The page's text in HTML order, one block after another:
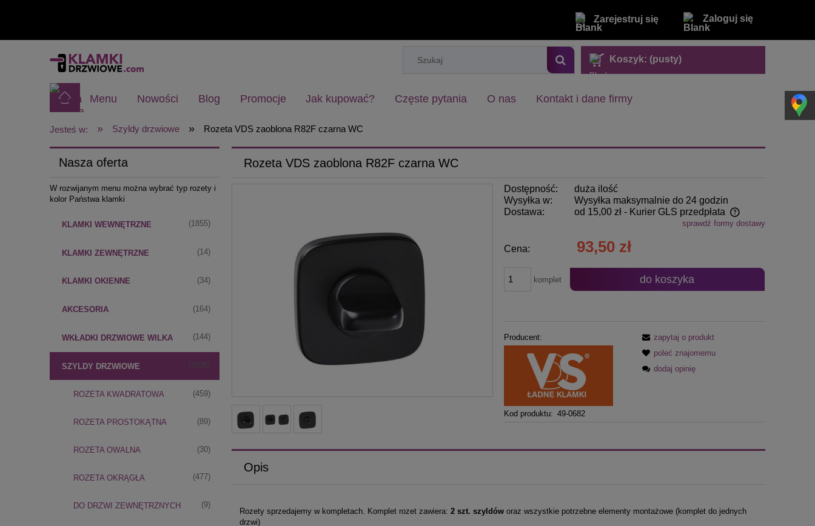
Zarejestruj się Zaloguj się
Koszyk: (pusty)
Menu Nowości Blog Promocje Jak kupować? Częste pytania O nas Kontakt i dane firmy
Jesteś w: » Szyldy drzwiowe » Rozeta VDS zaoblona R82F czarna WC
Nasza oferta
W rozwijanym menu można wybrać typ rozety i
kolor Państwa klamki
KLAMKI WEWNĘTRZNE (1855)
KLAMKI ZEWNĘTRZNE (14)
KLAMKI OKIENNE (34)
AKCESORIA (164)
WKŁADKI DRZWIOWE WILKA (144)
SZYLDY DRZWIOWE (1036)
ROZETA KWADRATOWA (459)
ROZETA PROSTOKĄTNA (89)
ROZETA OWALNA (30)
ROZETA OKRĄGŁA (477)
DO DRZWI ZEWNĘTRZNYCH (9)
Rozeta VDS zaoblona R82F czarna WC
Dostępność:
duża ilość
Wysyłka w:
Wysyłka maksymalnie do 24 godzin
Dostawa:
od 15,00 zł - Kurier GLS przedpłata
Cena nie zawiera ewentualnych kosztów
płatności
sprawdź formy dostawy
Cena: 93,50 zł
komplet do koszyka
Producent:
Kod produktu: 49-0682
zapytaj o produkt
poleć znajomemu
dodaj opinię
Opis
Rozety sprzedajemy w kompletach. Komplet rozet zawiera: 2 szt. szyldów oraz wszystkie potrzebne elementy montażowe (komplet do jednych
drzwi)